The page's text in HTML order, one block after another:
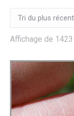
Affichage de